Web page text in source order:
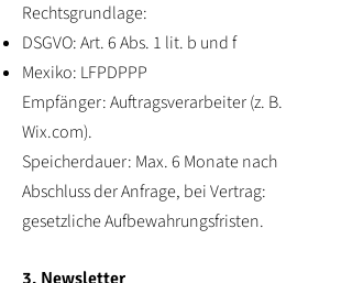
Rechtsgrundlage:
DSGVO: Art. 6 Abs. 1 lit. b und f
Mexiko: LFPDPPP
Empfänger: Auftragsverarbeiter (z. B.
Wix.com).
Speicherdauer: Max. 6 Monate nach
Abschluss der Anfrage, bei Vertrag:
gesetzliche Aufbewahrungsfristen.
3. Newsletter